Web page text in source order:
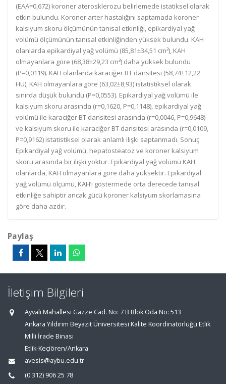
(EAA=0,672) koroner aterosklerozu belirlemede istatiksel olarak
etkin bulundu. Koroner arter hastalığını saptamada koroner
kalsiyum skoru ölçümünün tanısal etkinliği, epikardiyal yağ
volümü ölçümünün tanısal etkinliğinden yüksek bulundu. KAH
olanlarda epikardiyal yağ volümü (85,81±34,51 cm³), KAH
olmayanlara göre (68,38±29,23 cm³) daha yüksek bulundu
(P=0,0119). KAH olanlarda karaciğer BT dansitesi (58,74±12,22
HU), KAH olmayanlara göre (63,02±8,93) istatistiksel olarak
sınırda düşük bulundu (P=0,0553). Epikardiyal yağ volümü ile
kalsiyum skoru arasında (r=0,1620, P=0,1148), epikardiyal yağ
volümü ile karaciğer BT dansitesi arasında (r=0,0046, P=0,9648)
ve kalsiyum skoru ile karaciğer BT dansitesi arasında (r=0,0109,
P=0,9162) istatistiksel olarak anlamlı ilişki saptanmadı. Sonuç:
Epikardiyal yağ volümü, hepatosteatoz ve koroner kalsiyum
skoru arasında bir ilişki yoktur. Epikardiyal yağ volümü KAH
olanlarda, KAH olmayanlara göre daha yüksektir. Epikardiyal
yağ volümü ölçümü, KAH’ı göstermede orta derecede tanısal
etkinliğe sahiptir ancak gücü koroner kalsiyum skorlamasına
göre daha azdır.
Paylaş
İletişim Bilgileri
Ayvalı Mahallesi Gazze Cad. No: 7 B Blok Oda No: 513
Ankara Yıldırım Beyazıt Üniversitesi Kalite Koordinatörlüğü Etlik
Milli İrade Binası
Etlik-Keçiören/Ankara
avesis@aybu.edu.tr
(0 312) 906 25 78